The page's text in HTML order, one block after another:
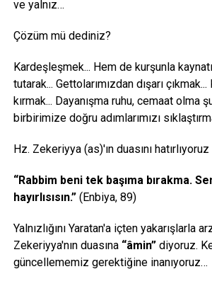
ve yalnız…
Çözüm mü dediniz?
Kardeşleşmek... Hem de kurşunla
tutarak... Gettolarımızdan dışarı
kırmak... Dayanışma ruhu, cemaat olma
birbirimize doğru adımlarımızı
Hz. Zekeriyya (as)'ın duasını
“Rabbim beni tek başıma bırakma.
hayırlısısın.”(Enbiya, 89)
Yalnızlığını Yaratan'a içten yakarışlarla
Zekeriyya'nın duasına “âmin”diyoruz.
güncellememiz gerektiğine inanıyoruz…